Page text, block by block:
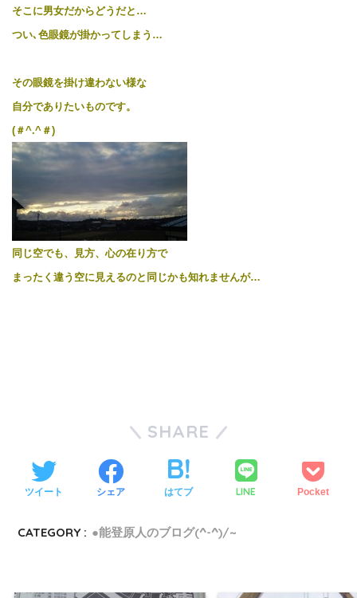
そこに男女だからどうだと…
つい､色眼鏡が掛かってしまう…
その眼鏡を掛け違わない様な
自分でありたいものです。
(＃^.^＃)
同じ空でも、見方、心の在り方で
まったく違う空に見えるのと同じかも知れませんが…
SHARE
ツイート シェア はてブ LINE Pocket
CATEGORY : ●能登原人のブログ(^-^)/~